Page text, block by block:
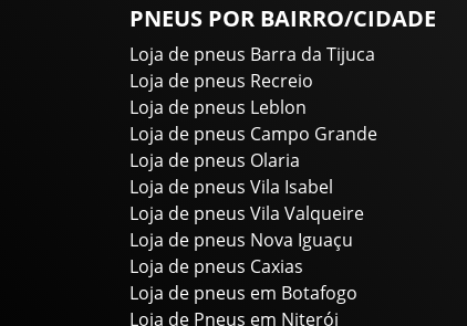
PNEUS POR BAIRRO/CIDADE
Loja de pneus Barra da Tijuca
Loja de pneus Recreio
Loja de pneus Leblon
Loja de pneus Campo Grande
Loja de pneus Olaria
Loja de pneus Vila Isabel
Loja de pneus Vila Valqueire
Loja de pneus Nova Iguaçu
Loja de pneus Caxias
Loja de pneus em Botafogo
Loja de Pneus em Niterói